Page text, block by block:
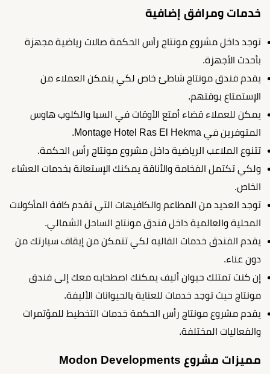
خدمات ومرافق إضافية
توجد داخل مشروع مونتاج رأس الحكمة صالات رياضية مجهزة
بأحدث الأجهزة.
يقدم فندق مونتاج شاطئ خاص لكي يتمكن العملاء من
الإستمتاع بوقتهم.
يمكن للعملاء قضاء أمتع الأوقات في السبا والكلوب هاوس
المتوفرين في Montage Hotel Ras El Hekma.
تتنوع الملاعب الرياضية داخل مشروع مونتاج رأس الحكمة.
ولكي تكتمل الفخامة والأناقة يمكنك الإستعانة بخدمات العشاء
الخاص.
توجد العديد من المطاعم والكافيهات التي تقدم كافة المأكولات
المحلية والعالمية داخل فندق مونتاج الساحل الشمالي.
يقدم الفندق خدمات الفاليه لكي تتمكن من إيقاف سيارتك من
دون عناء.
إن كنت تمتلك حيوان أليف يمكنك اصطحابه معك إلى فندق
مونتاج حيث توجد خدمات للعناية بالحيوانات الأليفة.
يقدم مشروع مونتاج رأس الحكمة خدمات التخطيط للمؤتمرات
والفعاليات المختلفة.
مميزات مشروع Modon Developments